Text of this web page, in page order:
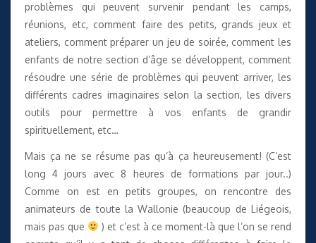
problèmes qui peuvent survenir pendant les camps,
réunions, etc, comment faire des petits, grands jeux et
ateliers, comment préparer un jeu de soirée, comment les
enfants de notre section d’âge se développent, comment
résoudre une série de problèmes qui peuvent arriver, les
différents cadres imaginaires selon la section, les divers
outils pour permettre à vos enfants de grandir
spirituellement, etc…
Mais ça ne se résume pas qu’à ça heureusement! (C’est
long 4 jours avec 8 heures de formations par jour..)
Comme on est en petits groupes, on rencontre des
animateurs de toute la Wallonie (beaucoup de Liégeois,
mais pas que
) et c’est à ce moment-là que l’on se rend